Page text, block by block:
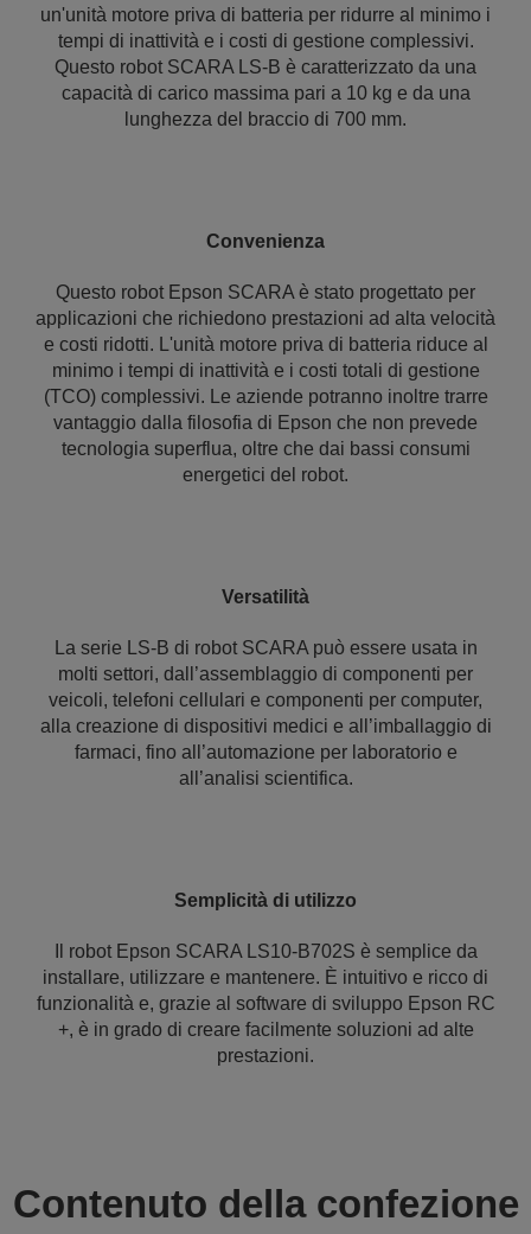
un'unità motore priva di batteria per ridurre al minimo i
tempi di inattività e i costi di gestione complessivi.
Questo robot SCARA LS-B è caratterizzato da una
capacità di carico massima pari a 10 kg e da una
lunghezza del braccio di 700 mm.
Convenienza
Questo robot Epson SCARA è stato progettato per
applicazioni che richiedono prestazioni ad alta velocità
e costi ridotti. L'unità motore priva di batteria riduce al
minimo i tempi di inattività e i costi totali di gestione
(TCO) complessivi. Le aziende potranno inoltre trarre
vantaggio dalla filosofia di Epson che non prevede
tecnologia superflua, oltre che dai bassi consumi
energetici del robot.
Versatilità
La serie LS-B di robot SCARA può essere usata in
molti settori, dall’assemblaggio di componenti per
veicoli, telefoni cellulari e componenti per computer,
alla creazione di dispositivi medici e all’imballaggio di
farmaci, fino all’automazione per laboratorio e
all’analisi scientifica.
Semplicità di utilizzo
Il robot Epson SCARA LS10-B702S è semplice da
installare, utilizzare e mantenere. È intuitivo e ricco di
funzionalità e, grazie al software di sviluppo Epson RC
+, è in grado di creare facilmente soluzioni ad alte
prestazioni.
Contenuto della confezione